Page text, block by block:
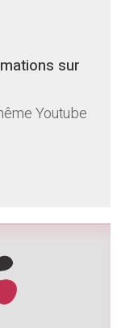
sur
Youtube